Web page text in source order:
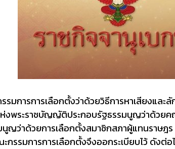
รมการการเลือกตั้งว่าด้วยวิธีการหาเสียงแล
งพระราชบัญญัติประกอบรัฐธรรมนูญว่าด้วยค
ว่าด้วยการเลือกตั้งสมาชิกสภาผู้แทนราษฎ
รรมการการเลือกตั้งจึงออกระเบียบไว้ ดังต่อ